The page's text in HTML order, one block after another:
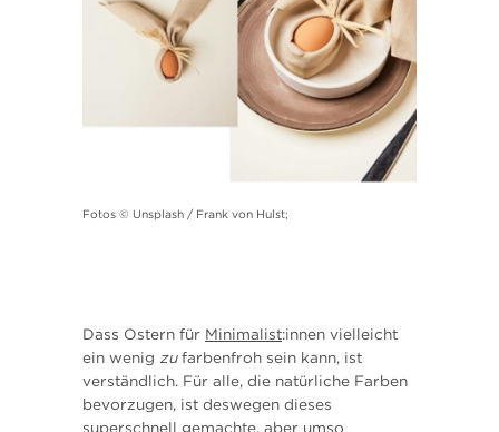
Fotos © Unsplash / Frank von Hulst;
Dass Ostern für Minimalist:innen vielleicht
ein wenig zufarbenfroh sein kann, ist
verständlich. Für alle, die natürliche Farben
bevorzugen, ist deswegen dieses
superschnell gemachte, aber umso